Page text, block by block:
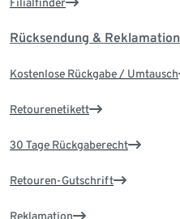
Filialfinder
Rücksendung & Reklamation
Kostenlose Rückgabe / Umtausch
Retourenetikett
30 Tage Rückgaberecht
Retouren-Gutschrift
Reklamation